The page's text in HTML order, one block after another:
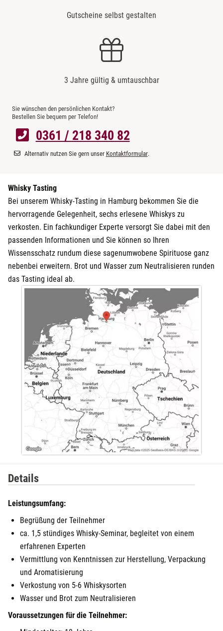
Gutscheine selbst gestalten
3 Jahre gültig & umtauschbar
Sie wünschen den persönlichen Kontakt?
Bestellen Sie bequem per Telefon!
0361 / 218 340 82
Alternativ nutzen Sie gern unser Kontaktformular.
Whisky Tasting
Bei unserem Whisky-Tasting in Hamburg bekommen Sie die
hervorragende Gelegenheit, sechs erlesene Whiskys zu
verkosten. Ein fachkundiger Experte versorgt Sie dabei mit den
passenden Informationen und Sie können so Ihren
Wissensschatz rundum diese sagenumwobene Spirituose ganz
nebenbei erweitern. Brot und Wasser zum Neutralisieren runden
das Tasting ideal ab.
Details
Leistungsumfang:
Begrüßung der Teilnehmer
ca. 1,5 stündiges Whisky-Seminar, begleitet von einem
erfahrenen Experten
Vermittlung von Kenntnissen zur Herstellung, Verpackung
und Aromatisierung
Verkostung von 5-6 Whiskysorten
Wasser und Brot zum Neutralisieren
Voraussetzungen für die Teilnehmer: